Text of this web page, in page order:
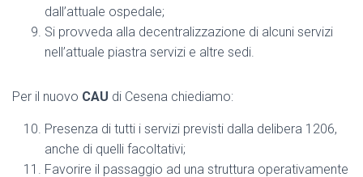
dall’attuale ospedale;
Si provveda alla decentralizzazione di alcuni servizi
nell’attuale piastra servizi e altre sedi.
Per il nuovo CAU di Cesena chiediamo:
Presenza di tutti i servizi previsti dalla delibera 1206,
anche di quelli facoltativi;
Favorire il passaggio ad una struttura operativamente